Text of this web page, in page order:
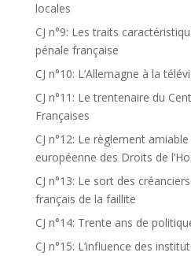
locales
CJ n°9: Les traits
pénale française
CJ n°10: L’Allemagne à la
CJ n°11: Le trentenaire du
Françaises
CJ n°12: Le règlement
européenne des Droits de
CJ n°13: Le sort des
français de la faillite
CJ n°14: Trente ans de
CJ n°15: L’influence des